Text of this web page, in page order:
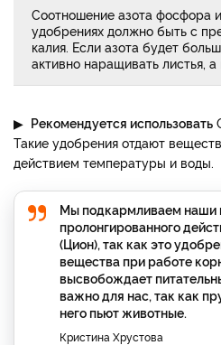
Соотношение азота фосфора
удобрениях должно быть с
калия. Если азота будет
активно наращивать листья, а
▶ Рекомендуется использовать
Такие удобрения отдают
действием температуры и воды.
Мы подкармливаем наши
пролонгированного
(Цион), так как это
вещества при работе
высвобождает
важно для нас, так как
него пьют животные.
Кристина Хрустова